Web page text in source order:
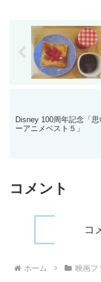
Disney 100周年記念「
ーアニメベスト５」
コメント
コ
ホーム 映画フ